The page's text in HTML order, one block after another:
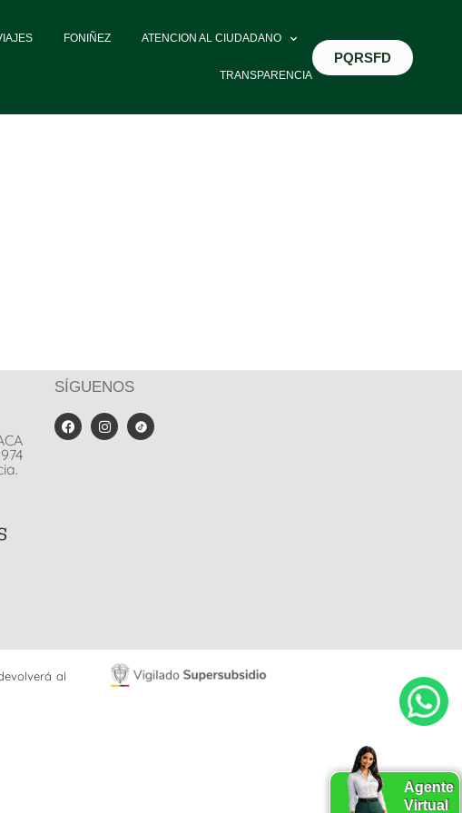
FONIÑEZ ATENCION AL CIUDADANO
TRANSPARENCIA
PQRSFD
SÍGUENOS
al
Agente
Virtual